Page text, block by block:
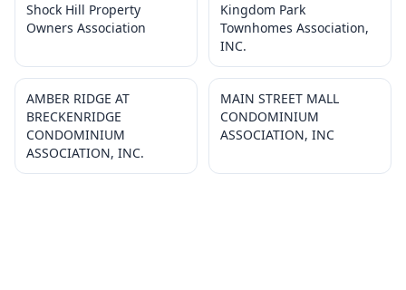
Shock Hill Property
Owners Association
Kingdom Park
Townhomes Association,
INC.
AMBER RIDGE AT
BRECKENRIDGE
CONDOMINIUM
ASSOCIATION, INC.
MAIN STREET MALL
CONDOMINIUM
ASSOCIATION, INC